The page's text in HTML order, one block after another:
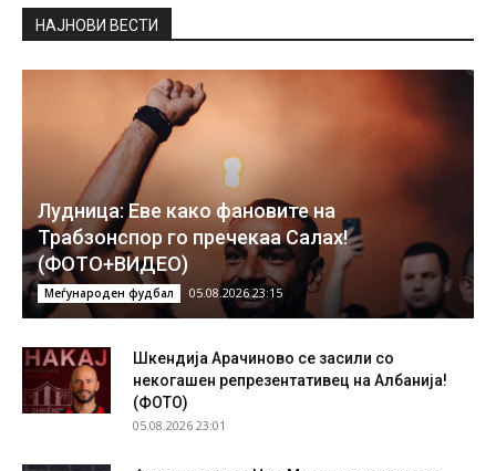
НAЈНОВИ ВЕСТИ
Лудница: Еве како фановите на
Трабзонспор го пречекаа Салах!
(ФОТО+ВИДЕО)
Меѓународен фудбал 05.08.2026 23:15
Шкендија Арачиново се засили со
некогашен репрезентативец на Албанија!
(ФОТО)
05.08.2026 23:01